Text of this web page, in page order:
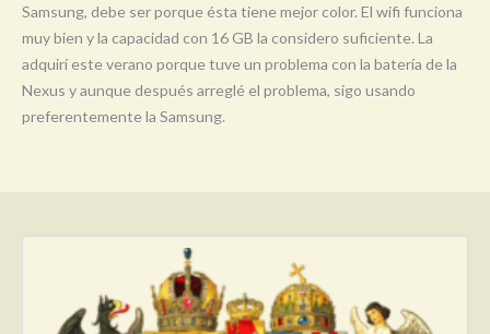
Samsung, debe ser porque ésta tiene mejor color. El wifi funciona
muy bien y la capacidad con 16 GB la considero suficiente. La
adquirí este verano porque tuve un problema con la batería de la
Nexus y aunque después arreglé el problema, sigo usando
preferentemente la Samsung.